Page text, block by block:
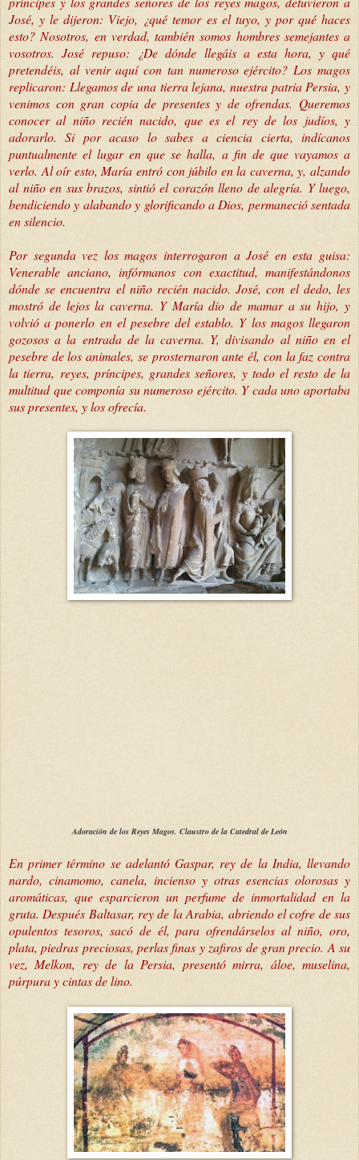
José, y le dijeron: Viejo, ¿qué temor es el tuyo, y por qué haces
esto? Nosotros, en verdad, también somos hombres semejantes a
vosotros. José repuso: ¿De dónde llegáis a esta hora, y qué
pretendéis, al venir aquí con tan numeroso ejército? Los magos
replicaron: Llegamos de una tierra lejana, nuestra patria Persia, y
venimos con gran copia de presentes y de ofrendas. Queremos
conocer al niño recién nacido, que es el rey de los judíos, y
adorarlo. Si por acaso lo sabes a ciencia cierta, indícanos
puntualmente el lugar en que se halla, a fin de que vayamos a
verlo. Al oír esto, María entró con júbilo en la caverna, y, alzando
al niño en sus brazos, sintió el corazón lleno de alegría. Y luego,
bendiciendo y alabando y glorificando a Dios, permaneció sentada
en silencio.
Por segunda vez los magos interrogaron a José en esta guisa:
Venerable anciano, infórmanos con exactitud, manifestándonos
dónde se encuentra el niño recién nacido. José, con el dedo, les
mostró de lejos la caverna. Y María dio de mamar a su hijo, y
volvió a ponerlo en el pesebre del establo. Y los magos llegaron
gozosos a la entrada de la caverna. Y, divisando al niño en el
pesebre de los animales, se prosternaron ante él, con la faz contra
la tierra, reyes, príncipes, grandes señores, y todo el resto de la
multitud que componía su numeroso ejército. Y cada uno aportaba
sus presentes, y los ofrecía.
Adoración de los Reyes Magos. Claustro de la Catedral de León
En primer término se adelantó Gaspar, rey de la India, llevando
nardo, cinamomo, canela, incienso y otras esencias olorosas y
aromáticas, que esparcieron un perfume de inmortalidad en la
gruta. Después Baltasar, rey de la Arabia, abriendo el cofre de sus
opulentos tesoros, sacó de él, para ofrendárselos al niño, oro,
plata, piedras preciosas, perlas finas y zafiros de gran precio. A su
vez, Melkon, rey de la Persia, presentó mirra, áloe, muselina,
púrpura y cintas de lino.